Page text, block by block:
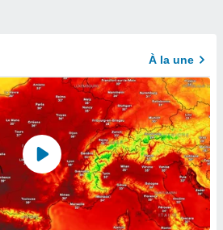
À la une